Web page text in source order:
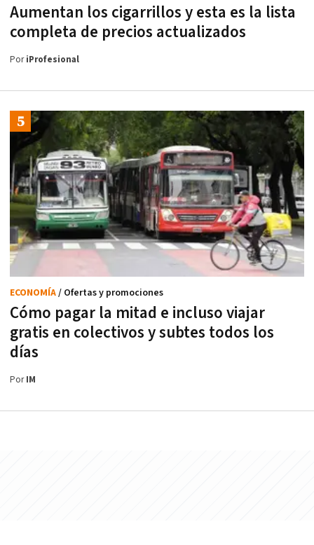
Aumentan los cigarrillos y esta es la lista
completa de precios actualizados
PoriProfesional
Cómo pagar la mitad e incluso viajar
gratis en colectivos y subtes todos los
días
ECONOMÍA/ Ofertas y promociones
PorIM